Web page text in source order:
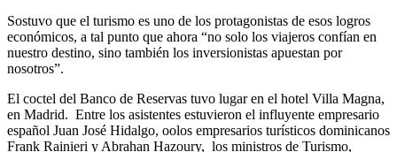
Sostuvo que el turismo es uno de los protagonistas de esos logros
económicos, a tal punto que ahora “no solo los viajeros confían en
nuestro destino, sino también los inversionistas apuestan por
nosotros”.
El coctel del Banco de Reservas tuvo lugar en el hotel Villa Magna,
en Madrid. Entre los asistentes estuvieron el influyente empresario
español Juan José Hidalgo, oolos empresarios turísticos dominicanos
Frank Rainieri y Abrahan Hazoury, los ministros de Turismo,